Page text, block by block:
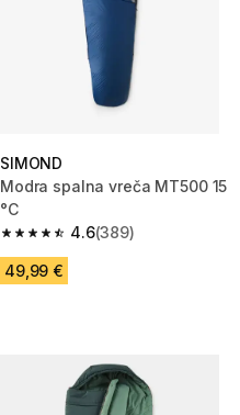
SIMOND
Modra spalna vreča MT500 15
°C
4.6
4.6 od 5 zvezdic from 389 ocene
(389)
49,99 €